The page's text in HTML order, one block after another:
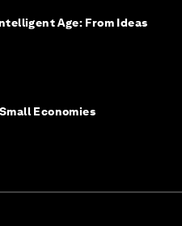
Age: From Ideas
Economies